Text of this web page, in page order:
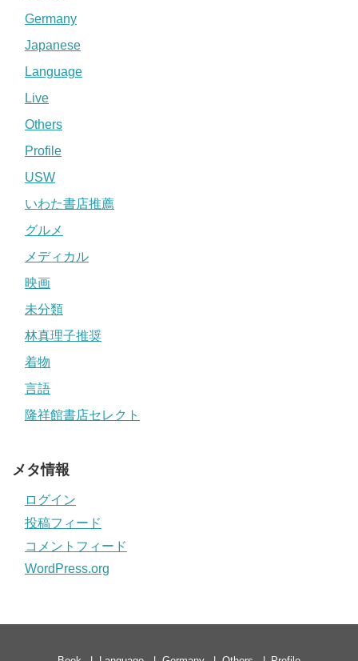
Germany
Japanese
Language
Live
Others
Profile
USW
いわた書店推薦
グルメ
メディカル
映画
未分類
林真理子推奨
着物
言語
隆祥館書店セレクト
メタ情報
ログイン
投稿フィード
コメントフィード
WordPress.org